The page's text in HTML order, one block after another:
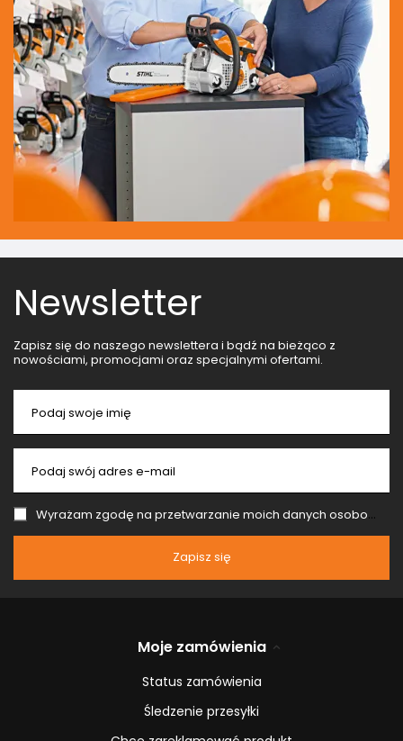
Newsletter
Zapisz się do naszego newslettera i bądź na bieżąco z
nowościami, promocjami oraz specjalnymi ofertami.
Podaj swoje imię
Podaj swój adres e-mail
Wyrażam zgodę na przetwarzanie moich danych osobowych (adres e-mail) na potrzeby wysyłki newslettera z informacją handlową (marketing). Więcej w
Zapisz się
Moje zamówienia
Status zamówienia
Śledzenie przesyłki